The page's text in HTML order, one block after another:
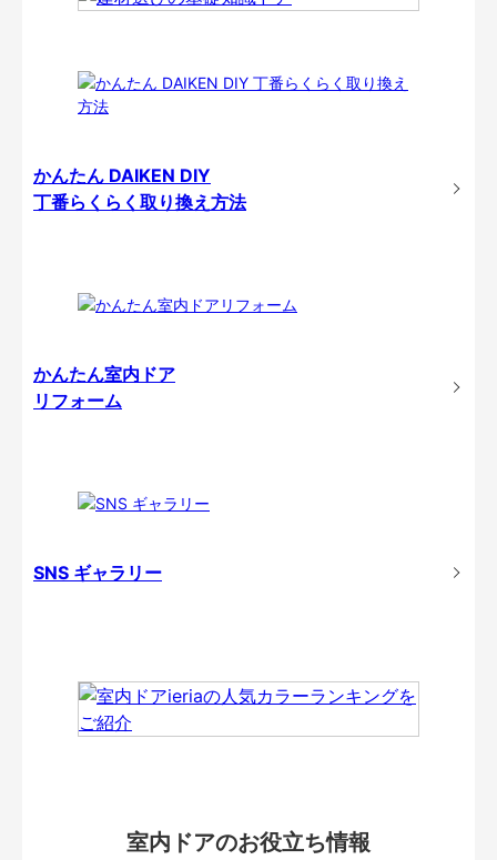
かんたん DAIKEN DIY
丁番らくらく取り換え方法
かんたん室内ドア
リフォーム
SNS ギャラリー
室内ドアのお役立ち情報